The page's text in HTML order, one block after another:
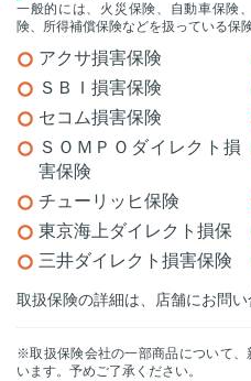
一般的には、火災保険、自動車保険
険、所得補償保険などを扱っている保
アクサ損害保険
ＳＢＩ損害保険
セコム損害保険
ＳＯＭＰＯダイレクト損
害保険
チューリッヒ保険
東京海上ダイレクト損保
三井ダイレクト損害保険
取扱保険の詳細は、店舗にお問
※取扱保険会社の一部商品について
います。予めご了承ください。